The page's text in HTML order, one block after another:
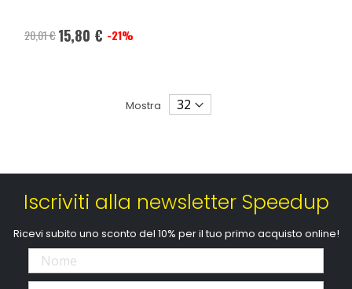
20,01 € Prezzo
15,80 € -21%
Mostra
Iscriviti alla newsletter Speedup
Ricevi subito uno sconto del 10% per il tuo primo acquisto online!